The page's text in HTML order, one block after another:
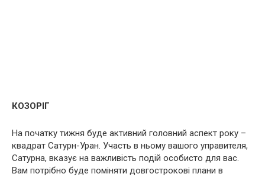
КОЗОРІГ
На початку тижня буде активний головний аспект року –
квадрат Сатурн-Уран. Участь в ньому вашого управителя,
Сатурна, вказує на важливість подій особисто для вас.
Вам потрібно буде поміняти довгострокові плани в